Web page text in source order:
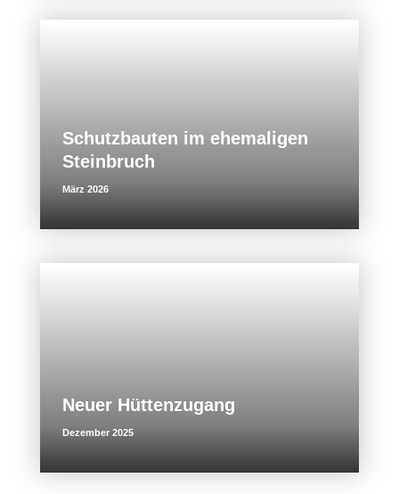
Schutzbauten im ehemaligen
Steinbruch
März 2026
Neuer Hüttenzugang
Dezember 2025